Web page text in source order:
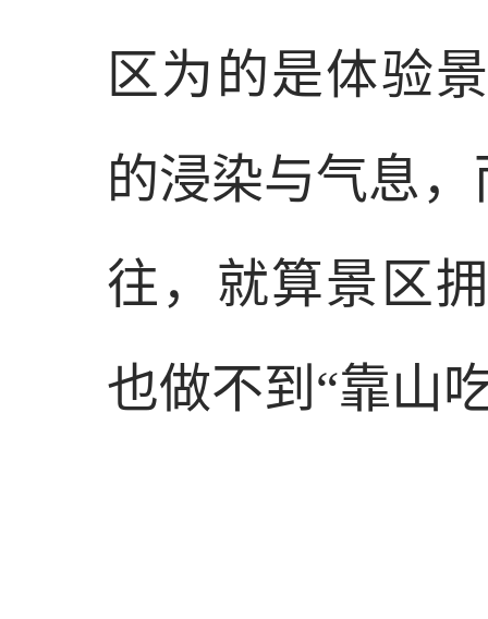
区为的是体验
的浸染与气息
往，就算景区
也做不到“靠山